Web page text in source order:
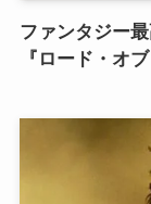
ファンタジー
『ロード・オ